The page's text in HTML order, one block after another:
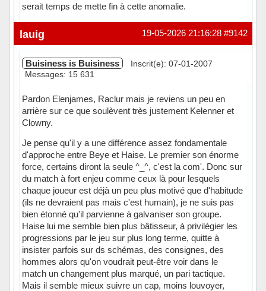
serait temps de mette fin à cette anomalie.
Hors ligne #9142
19-05-2026 21:16:28
lauig
Buisiness is Buisiness
Inscrit(e): 07-01-2007
Messages: 15 631
Pardon Elenjames, Raclur mais je reviens un peu en
arrière sur ce que soulèvent très justement Kelenner et
Clowny.
Je pense qu'il y a une différence assez fondamentale
d'approche entre Beye et Haise. Le premier son énorme
force, certains diront la seule ^_^, c'est la com'. Donc sur
du match à fort enjeu comme ceux là pour lesquels
chaque joueur est déjà un peu plus motivé que d'habitude
(ils ne devraient pas mais c'est humain), je ne suis pas
bien étonné qu'il parvienne à galvaniser son groupe.
Haise lui me semble bien plus bâtisseur, à privilégier les
progressions par le jeu sur plus long terme, quitte à
insister parfois sur ds schémas, des consignes, des
hommes alors qu'on voudrait peut-être voir dans le
match un changement plus marqué, un pari tactique.
Mais il semble mieux suivre un cap, moins louvoyer,